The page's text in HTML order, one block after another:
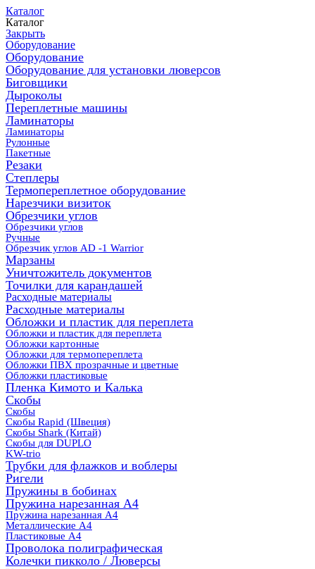
Каталог
Каталог
Закрыть
Оборудование
Оборудование
Оборудование для установки люверсов
Биговщики
Дыроколы
Переплетные машины
Ламинаторы
Ламинаторы
Рулонные
Пакетные
Резаки
Степлеры
Термопереплетное оборудование
Нарезчики визиток
Обрезчики углов
Обрезчики углов
Ручные
Обрезчик углов AD -1 Warrior
Марзаны
Уничтожитель документов
Точилки для карандашей
Расходные материалы
Расходные материалы
Обложки и пластик для переплета
Обложки и пластик для переплета
Обложки картонные
Обложки для термопереплета
Обложки ПВХ прозрачные и цветные
Обложки пластиковые
Пленка Кимото и Калька
Скобы
Скобы
Скобы Rapid (Швеция)
Скобы Shark (Китай)
Скобы для DUPLO
KW-trio
Трубки для флажков и воблеры
Ригели
Пружины в бобинах
Пружина нарезанная А4
Пружина нарезанная А4
Металлические А4
Пластиковые А4
Проволока полиграфическая
Колечки пикколо / Люверсы